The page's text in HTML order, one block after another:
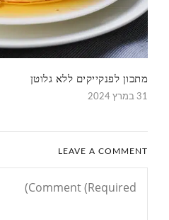
מתכון לפנקייקים ללא גלוטן
31 במרץ 2024
LEAVE A COMMENT